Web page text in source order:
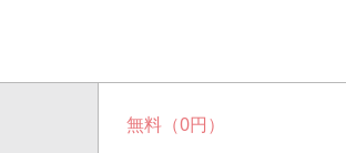
無料（0円）